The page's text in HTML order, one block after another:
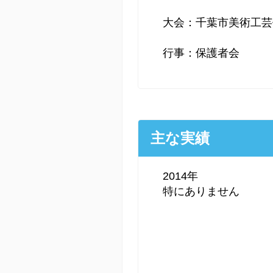
大会：千葉市美術工
行事：保護者会
主な実績
2014年
特にありません